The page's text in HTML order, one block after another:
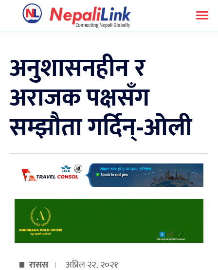
अनुशासनहीन र
अराजक पक्षसँग
सम्झौता गर्दिन्-ओली
रासस अप्रिल २२, २०२१